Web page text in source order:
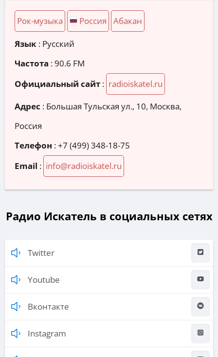
Рок-музыка Россия Абакан
Язык : Русский
Частота : 90.6 FM
Официальный сайт : radioiskatel.ru
Адрес : Большая Тульская ул., 10, Москва,
Россия
Телефон :+7 (499) 348-18-75
Email : info@radioiskatel.ru
Радио Искатель в социальных сетях
Twitter
Youtube
Вконтакте
Instagram